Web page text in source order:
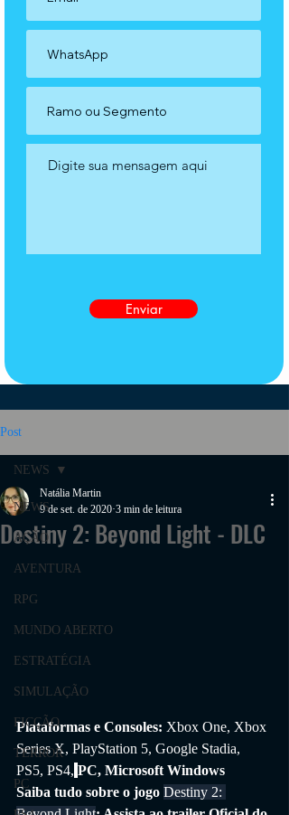
Enviar
Post
NEWS
AÇÃO
AVENTURA
RPG
MUNDO ABERTO
ESTRATÉGIA
SIMULAÇÃO
FICÇÃO
TERROR
PC
NEWS
Destiny 2: Beyond Light - DLC
Natália Martin
9 de set. de 2020 3 min de leitura
Plataformas e Consoles: Xbox One, Xbox
Series X, PlayStation 5, Google Stadia,
PS5, PS4, PC, Microsoft Windows
Saiba tudo sobre o jogo Destiny 2: